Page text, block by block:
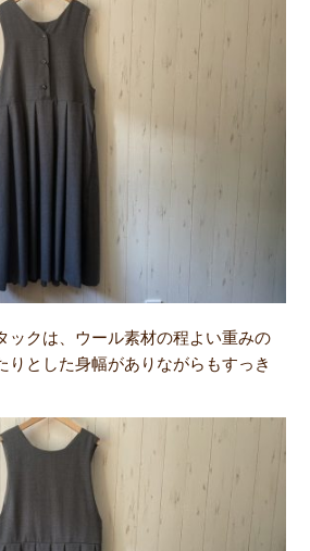
ックは、ウール素材の程よい重みの
りとした身幅がありながらもすっき